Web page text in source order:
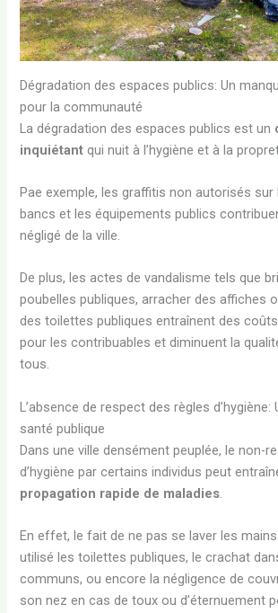
Dégradation des espaces publics: Un
pour la communauté
La dégradation des espaces publics est un
inquiétant qui nuit à l’hygiène et à la
Pae exemple, les graffitis non autorisés
bancs et les équipements publics
négligé de la ville.
De plus, les actes de vandalisme tels que
poubelles publiques, arracher des affiches
des toilettes publiques entraînent des
pour les contribuables et diminuent la
tous.
L’absence de respect des règles d’hygiène:
santé publique
Dans une ville densément peuplée, le non-
d’hygiène par certains individus peut
propagation rapide de maladies.
En effet, le fait de ne pas se laver les
utilisé les toilettes publiques, le crachat
communs, ou encore la négligence de
son nez en cas de toux ou d’éternuement